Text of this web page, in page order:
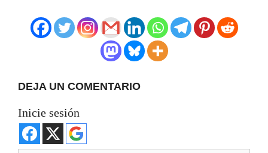
DEJA UN COMENTARIO
Inicie sesión